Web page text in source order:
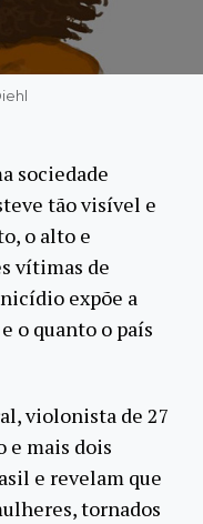
sociedade
tão visível e
o alto e
vítimas de
expõe a
o quanto o país
violonista de 27
e mais dois
e revelam que
tornados